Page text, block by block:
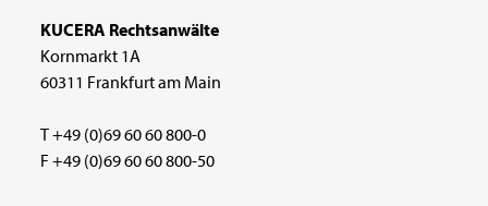
KUCERA Rechtsanwälte
Kornmarkt 1A
60311 Frankfurt am Main
T +49 (0)69 60 60 800-0
F +49 (0)69 60 60 800-50